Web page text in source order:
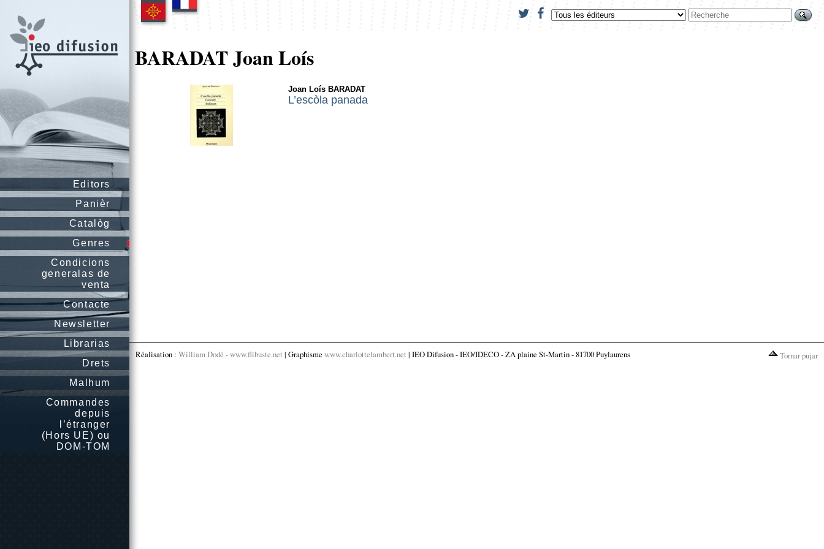
Editors
Panièr
Catalòg
Genres
Condicions
generalas de
venta
Contacte
Newsletter
Librarias
Drets
Malhum
Commandes
depuis
l’étranger
(Hors UE) ou
DOM-TOM
BARADAT Joan Loís
Joan Loís BARADAT
L’escòla panada
Réalisation : William Dodé - www.flibuste.net | Graphisme www.charlottelambert.net | IEO Difusion - IEO/IDECO - ZA plaine St-Martin - 81700 Puylaurens Tornar pujar